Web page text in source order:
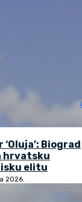
Biograd
hrvatsku
elitu
2026.